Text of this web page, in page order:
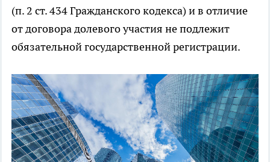
(п. 2 ст. 434 Гражданского кодекса) и в отличие
от договора долевого участия не подлежит
обязательной государственной регистрации.